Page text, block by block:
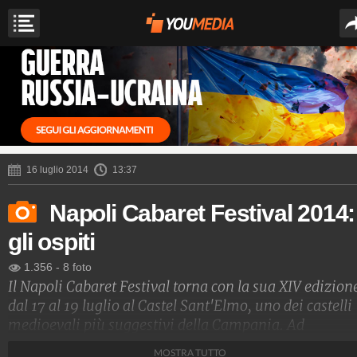
16 luglio 2014 13:37
Napoli Cabaret Festival 2014:
gli ospiti
1.356 - 8 foto
Il Napoli Cabaret Festival torna con la sua XIV
dal 17 al 19 luglio al Castel Sant'Elmo, uno dei castelli
medioevali più suggestivi della Campania. Ad
MOSTRA TUTTO